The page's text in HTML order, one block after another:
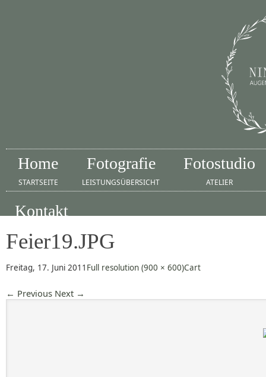
Home
STARTSEITE
Fotografie
LEISTUNGSÜBERSICHT
Fotostudio
ATELIER
Kontakt
Feier19.JPG
Freitag, 17. Juni 2011 Full resolution (900 × 600)Cart
← Previous Next →